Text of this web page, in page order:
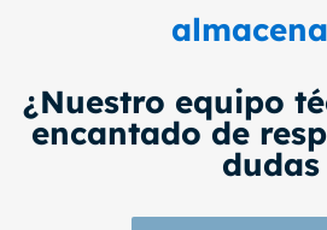
¿Nuestro equipo
encantado de
dudas